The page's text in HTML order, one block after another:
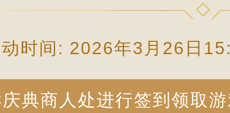
时间: 2026年3月26日
典商人处进行签到领取